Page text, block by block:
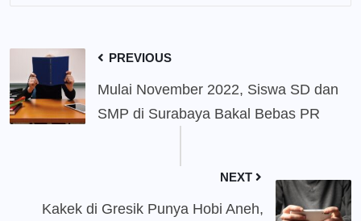
PREVIOUS
Mulai November 2022, Siswa SD dan
SMP di Surabaya Bakal Bebas PR
NEXT
Kakek di Gresik Punya Hobi Aneh,